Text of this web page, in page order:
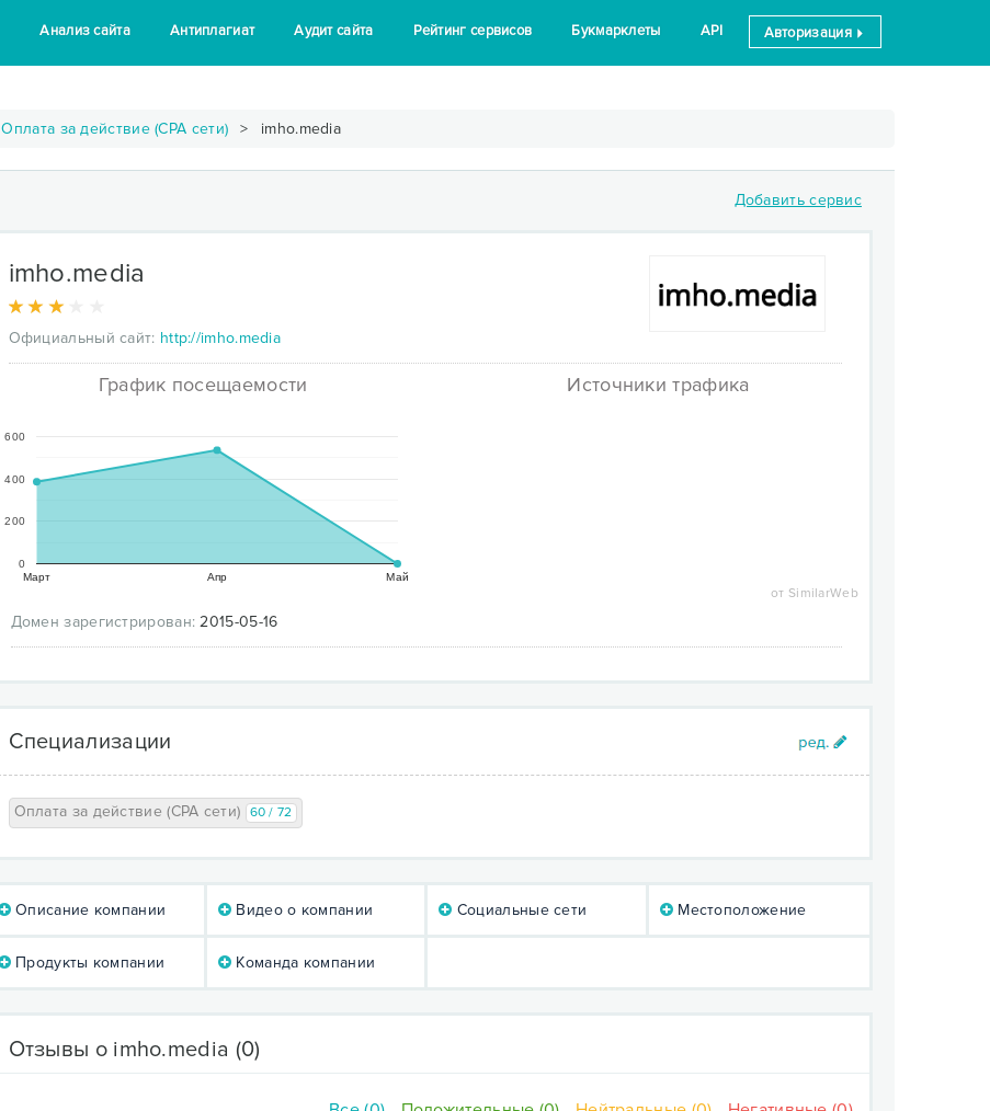
Анализ сайта Антиплагиат Аудит сайта Рейтинг сервисов Букмарклеты API Авторизация
Оплата за действие (CPA сети) imho.media
Добавить сервис
imho.media
Официальный сайт: http://imho.media
График посещаемости
Март Апр Май
0
200
400
600
Источники трафика
от SimilarWeb
Домен зарегистрирован: 2015-05-16
Специализации
Оплата за действие (CPA сети) 60 / 72
Описание компании Видео о компании Социальные сети Местоположение
Продукты компании Команда компании
Отзывы о imho.media (0)